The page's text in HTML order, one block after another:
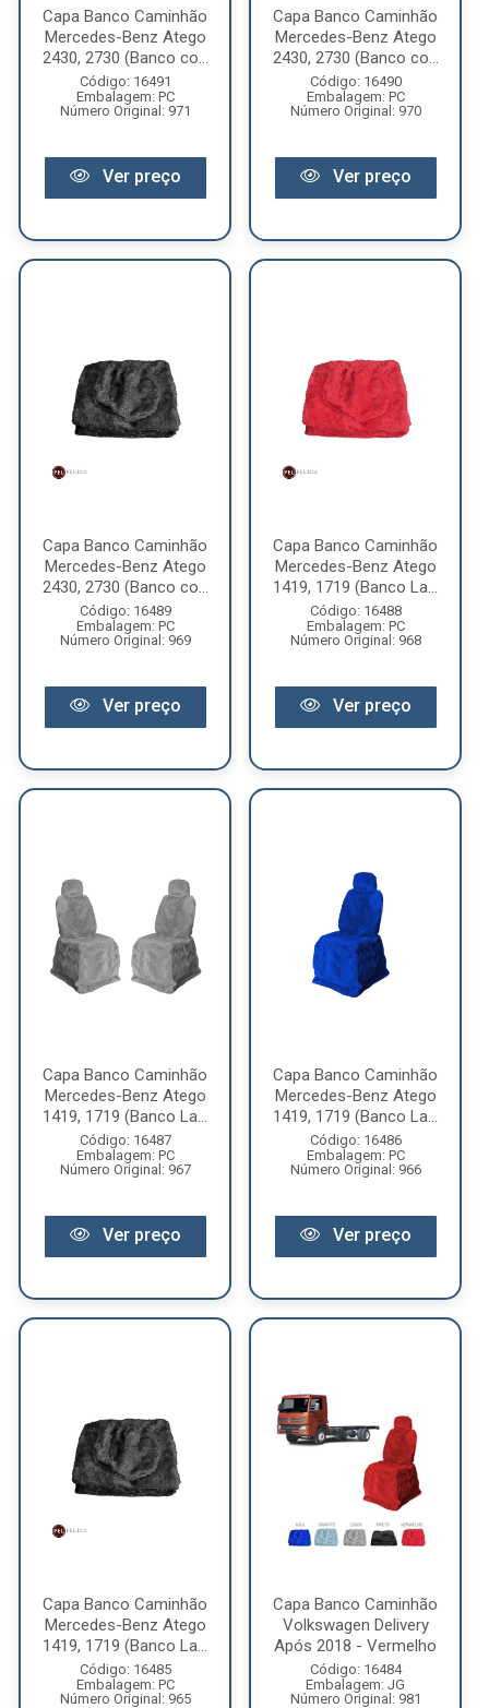
Capa Banco Caminhão
Mercedes-Benz Atego
2430, 2730 (Banco co...
Código: 16491
Embalagem: PC
Número Original: 971
Ver preço
Capa Banco Caminhão
Mercedes-Benz Atego
2430, 2730 (Banco co...
Código: 16490
Embalagem: PC
Número Original: 970
Ver preço
Capa Banco Caminhão
Mercedes-Benz Atego
2430, 2730 (Banco co...
Código: 16489
Embalagem: PC
Número Original: 969
Ver preço
Capa Banco Caminhão
Mercedes-Benz Atego
1419, 1719 (Banco La...
Código: 16488
Embalagem: PC
Número Original: 968
Ver preço
Capa Banco Caminhão
Mercedes-Benz Atego
1419, 1719 (Banco La...
Código: 16487
Embalagem: PC
Número Original: 967
Ver preço
Capa Banco Caminhão
Mercedes-Benz Atego
1419, 1719 (Banco La...
Código: 16486
Embalagem: PC
Número Original: 966
Ver preço
Capa Banco Caminhão
Mercedes-Benz Atego
1419, 1719 (Banco La...
Código: 16485
Embalagem: PC
Número Original: 965
Capa Banco Caminhão
Volkswagen Delivery
Após 2018 - Vermelho
Código: 16484
Embalagem: JG
Número Original: 981